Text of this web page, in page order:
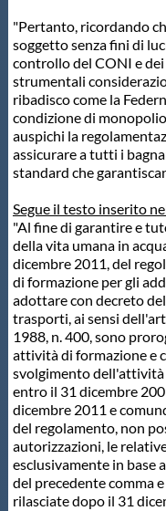
"Pertanto, ricordando
soggetto senza fini di
controllo del CONI e
strumentali
ribadisco come la
condizione di
auspichi la
assicurare a tutti i
standard che
Segue il testo inserito
"Al fine di garantire e
della vita umana in
dicembre 2011, del
di formazione per gli
adottare con decreto
trasporti, ai sensi
1988, n. 400, sono
attività di formazione e
svolgimento dell'attività
entro il 31 dicembre
dicembre 2011 e
del regolamento, non
autorizzazioni, le
esclusivamente in base
del precedente comma
rilasciate dopo il 31